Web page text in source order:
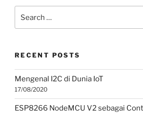
for:
RECENT POSTS
Mengenal I2C di Dunia IoT
17/08/2020
ESP8266 NodeMCU V2 sebagai